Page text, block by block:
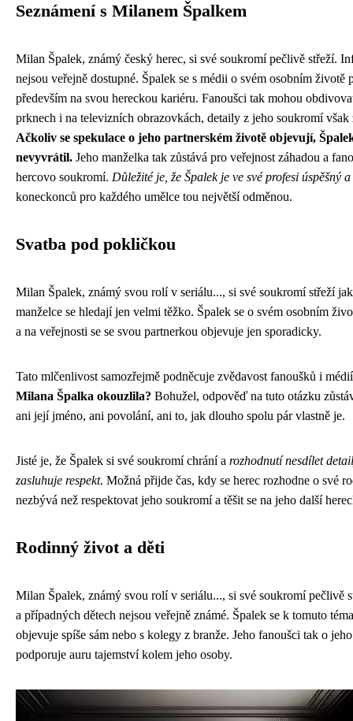
Seznámení s Milanem Špalkem
Milan Špalek, známý český herec, si své soukromí pečlivě střeží.
nejsou veřejně dostupné. Špalek se s médii o svém osobním životě
především na svou hereckou kariéru. Fanoušci tak mohou
prknech i na televizních obrazovkách, detaily z jeho soukromí
Ačkoliv se spekulace o jeho partnerském životě objevují,
nevyvrátil. Jeho manželka tak zůstává pro veřejnost záhadou a
hercovo soukromí. Důležité je, že Špalek je ve své profesi úspěšný
koneckonců pro každého umělce tou největší odměnou.
Svatba pod pokličkou
Milan Špalek, známý svou rolí v seriálu..., si své soukromí střeží
manželce se hledají jen velmi těžko. Špalek se o svém osobním
a na veřejnosti se se svou partnerkou objevuje jen sporadicky.
Tato mlčenlivost samozřejmě podněcuje zvědavost fanoušků i
Milana Špalka okouzlila? Bohužel, odpověď na tuto otázku
ani její jméno, ani povolání, ani to, jak dlouho spolu pár vlastně je.
Jisté je, že Špalek si své soukromí chrání a rozhodnutí nesdílet
zasluhuje respekt. Možná přijde čas, kdy se herec rozhodne o své
nezbývá než respektovat jeho soukromí a těšit se na jeho další
Rodinný život a děti
Milan Špalek, známý svou rolí v seriálu..., si své soukromí pečlivě
a případných dětech nejsou veřejně známé. Špalek se k tomuto
objevuje spíše sám nebo s kolegy z branže. Jeho fanoušci tak o
podporuje auru tajemství kolem jeho osoby.